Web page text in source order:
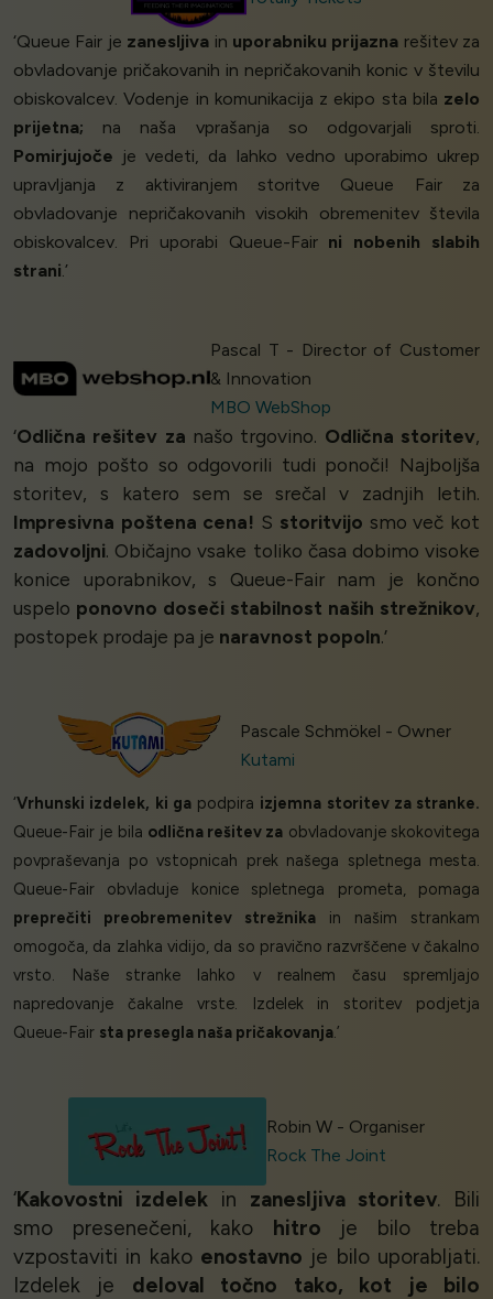
‘Queue Fair je zanesljiva in uporabniku prijazna rešitev za
obvladovanje pričakovanih in nepričakovanih konic v številu
obiskovalcev. Vodenje in komunikacija z ekipo sta bila zelo
prijetna; na naša vprašanja so odgovarjali sproti.
Pomirjujoče je vedeti, da lahko vedno uporabimo ukrep
upravljanja z aktiviranjem storitve Queue Fair za
obvladovanje nepričakovanih visokih obremenitev števila
obiskovalcev. Pri uporabi Queue-Fair ni nobenih slabih
strani.’
Pascal T - Director of Customer
& Innovation
MBO WebShop
‘Odlična rešitev za našo trgovino. Odlična storitev,
na mojo pošto so odgovorili tudi ponoči! Najboljša
storitev, s katero sem se srečal v zadnjih letih.
Impresivna poštena cena! S storitvijo smo več kot
zadovoljni. Običajno vsake toliko časa dobimo visoke
konice uporabnikov, s Queue-Fair nam je končno
uspelo ponovno doseči stabilnost naših strežnikov,
postopek prodaje pa je naravnost popoln.’
Pascale Schmökel - Owner
Kutami
‘Vrhunski izdelek, ki gapodpira izjemna storitev za stranke.
Queue-Fair je bila odlična rešitev za obvladovanje skokovitega
povpraševanja po vstopnicah prek našega spletnega mesta.
Queue-Fair obvladuje konice spletnega prometa, pomaga
preprečiti preobremenitev strežnika in našim strankam
omogoča, da zlahka vidijo, da so pravično razvrščene v čakalno
vrsto. Naše stranke lahko v realnem času spremljajo
napredovanje čakalne vrste. Izdelek in storitev podjetja
Queue-Fair sta presegla naša pričakovanja.’
Robin W - Organiser
Rock The Joint
‘Kakovostni izdelek in zanesljiva storitev. Bili
smo presenečeni, kako hitro je bilo treba
vzpostaviti in kako enostavno je bilo uporabljati.
Izdelek je deloval točno tako, kot je bilo